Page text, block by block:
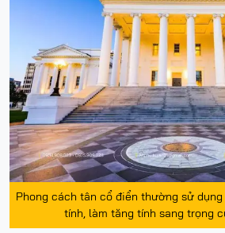
Phong cách tân cổ điển thường sử
tính, làm tăng tính sang trọng